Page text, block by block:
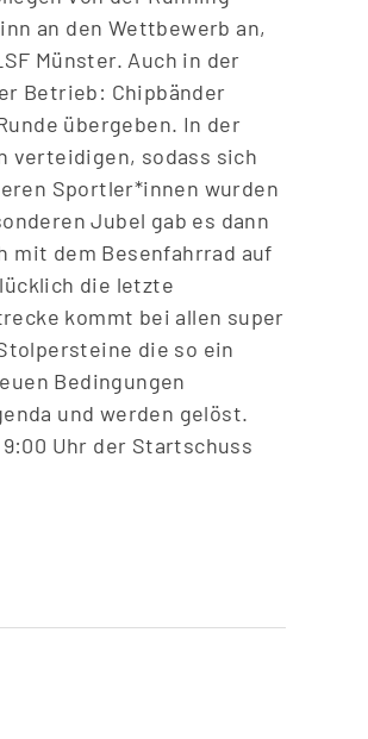
an den Wettbewerb an,
Münster. Auch in der
Betrieb: Chipbänder
übergeben. In der
verteidigen, sodass sich
Sportler*innen wurden
Jubel gab es dann
mit dem Besenfahrrad auf
die letzte
kommt bei allen super
die so ein
Bedingungen
und werden gelöst.
Uhr der Startschuss